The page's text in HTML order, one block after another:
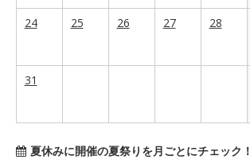
24 25 26 27 28
31
夏休みに開催の夏祭りを月ごとにチェック！